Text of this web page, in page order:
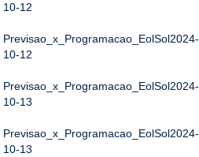
10-12
Previsao_x_Programacao_EolSol2024-
10-12
Previsao_x_Programacao_EolSol2024-
10-13
Previsao_x_Programacao_EolSol2024-
10-13